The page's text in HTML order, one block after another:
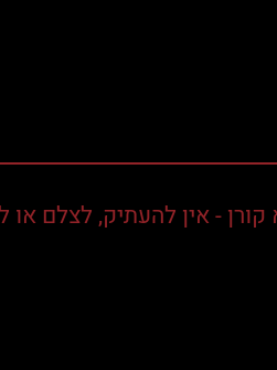
קורן - אין להעתיק, לצלם